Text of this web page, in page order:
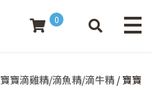
0
寶寶滴雞精/滴魚精/滴牛精 / 寶寶